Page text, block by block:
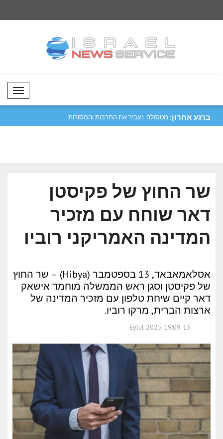
Mobil Menü
ברגע אחרון: מטסולה: נעביר את התרבות והמסורות נגד מכלית
שר החוץ של פקיסטן
דאר שוחח עם מזכיר
המדינה האמריקני רוביו
אסלאמאבאד, 13 בספטמבר (Hibya) – שר החוץ
של פקיסטן וסגן ראש הממשלה מוחמד אישאק
דאר קיים שיחת טלפון עם מזכיר המדינה של
ארצות הברית, מרקו רוביו.
13 Eylül 2025 19:09